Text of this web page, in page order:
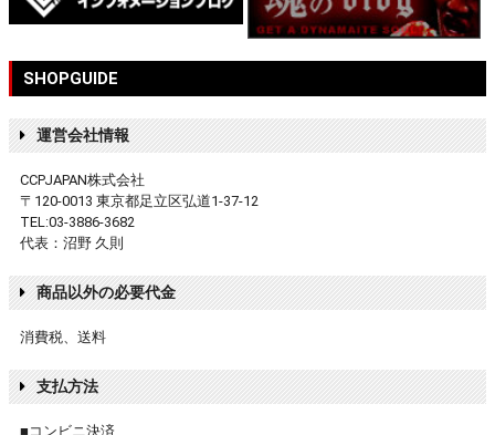
SHOPGUIDE
運営会社情報
CCPJAPAN株式会社
〒120-0013 東京都足立区弘道1-37-12
TEL:03-3886-3682
代表：沼野 久則
商品以外の必要代金
消費税、送料
支払方法
■コンビニ決済